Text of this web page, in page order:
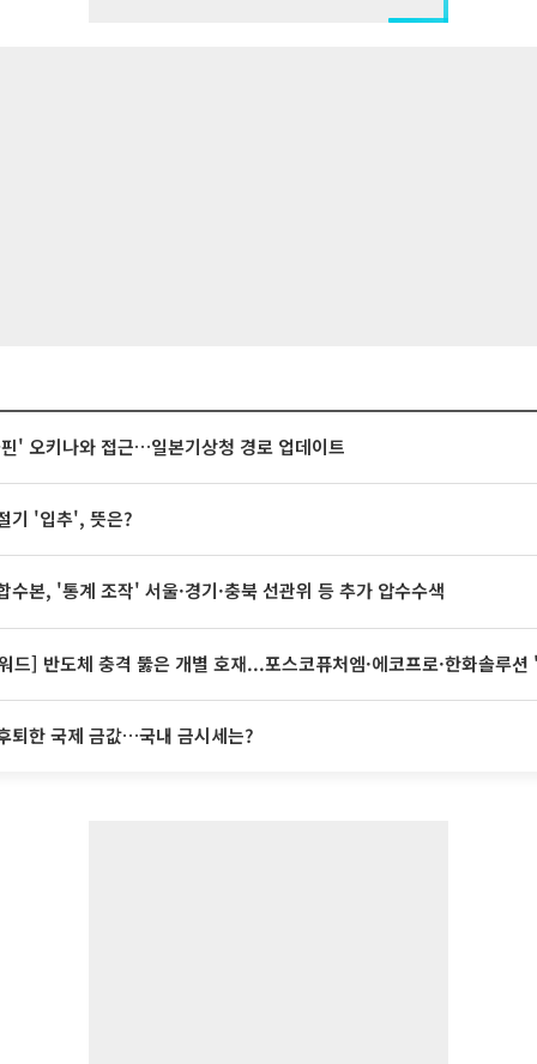
' 오키나와 접근…일본기상청 경로 업데이트
기 '입추', 뜻은?
수본, '통계 조작' 서울·경기·충북 선관위 등 추가 압수수색
드] 반도체 충격 뚫은 개별 호재...포스코퓨처엠·에코프로·한화솔루
퇴한 국제 금값…국내 금시세는?